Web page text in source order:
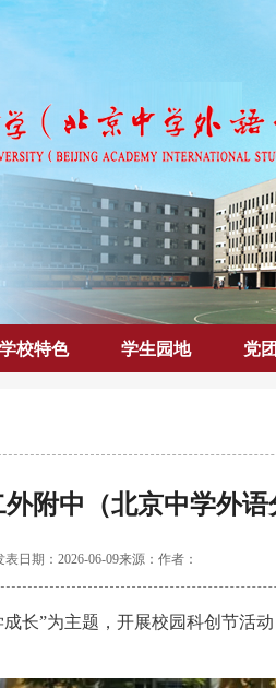
学校特色 学生园地 党
附中（北京中学外语
表日期：2026-06-09来源：作者：
”为主题，开展校园科创节活